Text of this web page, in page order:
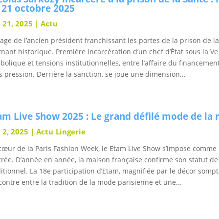
octobre 2025
2025 | Actu
de l’ancien président franchissant les portes de la prison de
historique. Première incarcération d’un chef d’État sous la
et tensions institutionnelles, entre l’affaire du
pression. Derrière la sanction, se joue une dimension...
Live Show 2025 : Le grand défilé mode de la
2025 | Actu Lingerie
de la Paris Fashion Week, le Etam Live Show s’impose
D’année en année, la maison française confirme son statut
La 18e participation d’Etam, magnifiée par le décor
entre la tradition de la mode parisienne et une...